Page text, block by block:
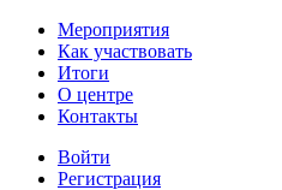
Мероприятия
Как участвовать
Итоги
О центре
Контакты
Войти
Регистрация